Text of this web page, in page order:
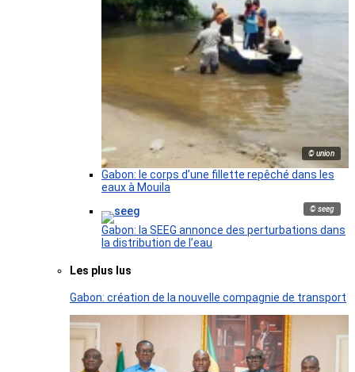
© union
Gabon: le corps d’une fillette repêché dans les
eaux à Mouila
© seeg
Gabon: la SEEG annonce des perturbations dans
la distribution de l’eau
Les plus lus
Gabon: création de la nouvelle compagnie de transport